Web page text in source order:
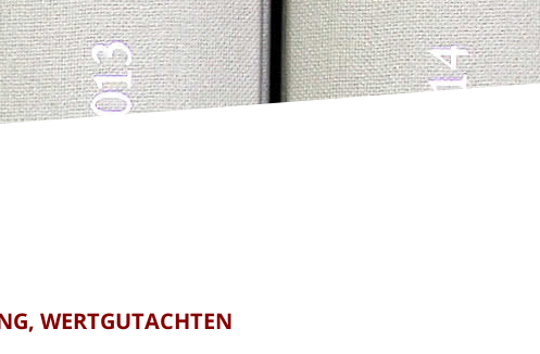
WERTGUTACHTEN